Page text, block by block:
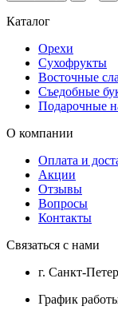
Каталог
Орехи
Сухофрукты
Восточные
Съедобные
Подарочные
О компании
Оплата и
Акции
Отзывы
Вопросы
Контакты
Связаться с нами
г. Санкт-
График